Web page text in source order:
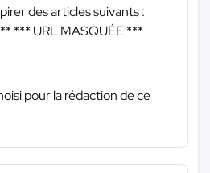
des articles suivants :
*** URL MASQUÉE ***
pour la rédaction de ce